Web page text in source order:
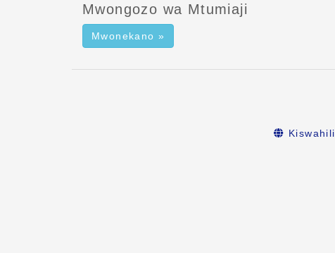
Mwongozo wa Mtumiaji
Mwonekano »
Kiswahili